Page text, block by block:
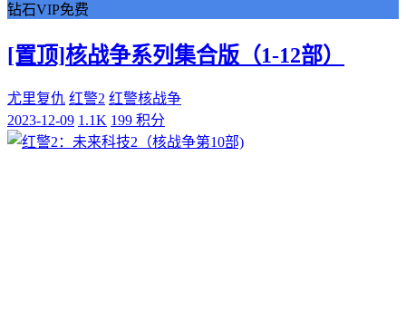
钻石VIP免费
[置顶]核战争系列集合版（1-12部）
尤里复仇 红警2 红警核战争
2023-12-09 1.1K 199 积分